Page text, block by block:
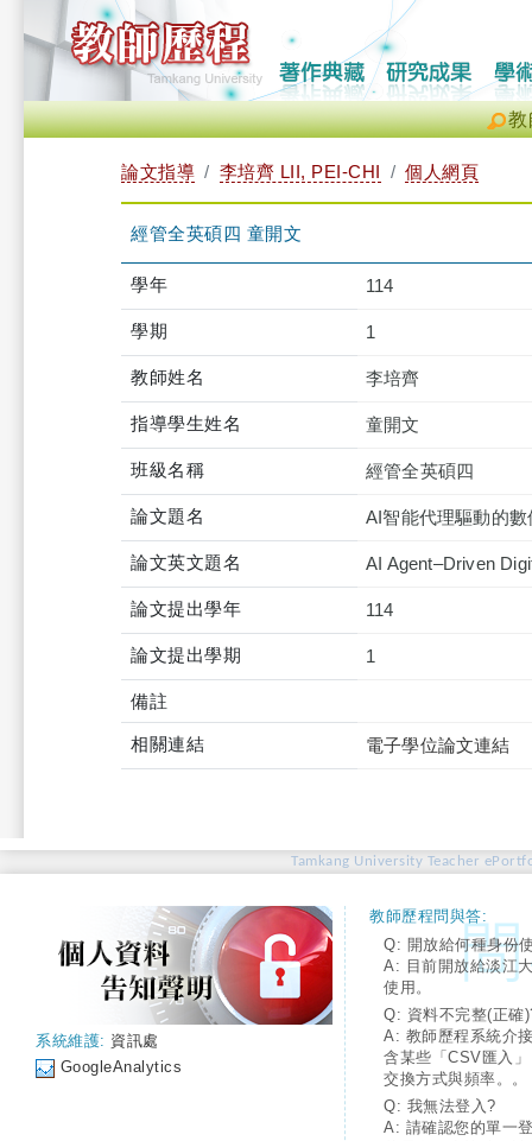
教
論文指導 李培齊 LII, PEI-CHI 個人網頁
經管全英碩四 童開文
學年 114
學期 1
教師姓名 李培齊
指導學生姓名 童開文
班級名稱 經管全英碩四
論文題名 AI智能代理驅動的數
論文英文題名 AI Agent–Driven
論文提出學年 114
論文提出學期 1
備註
相關連結 電子學位論文連結
Tamkang University Teacher
系統維護: 資訊處
GoogleAnalytics
教師歷程問與答:
Q: 開放給何種身份
A: 目前開放給淡江
使用。
Q: 資料不完整(正確
A: 教師歷程系統介
含某些「CSV匯入
交換方式與頻率。。
Q: 我無法登入?
A: 請確認您的單一